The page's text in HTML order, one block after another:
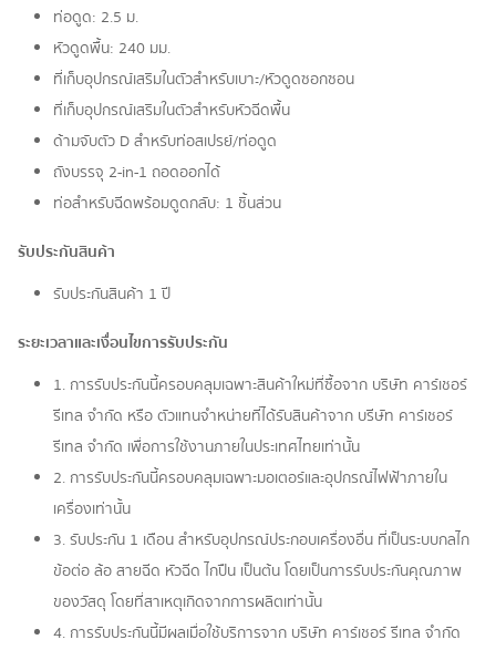
ท่อดูด: 2.5 ม.
หัวดูดพื้น: 240 มม.
ที่เก็บอุปกรณ์เสริมในตัวสำหรับเบาะ/หัวดูดซอกซอน
ที่เก็บอุปกรณ์เสริมในตัวสำหรับหัวฉีดพื้น
ด้ามจับตัว D สำหรับท่อสเปรย์/ท่อดูด
ถังบรรจุ 2-in-1 ถอดออกได้
ท่อสำหรับฉีดพร้อมดูดกลับ: 1 ชิ้นส่วน
รับประกันสินค้า
รับประกันสินค้า 1 ปี
ระยะเวลาและเงื่อนไขการรับประกัน
1. การรับประกันนี้ครอบคลุมเฉพาะสินค้าใหม่ที่ซื้อจาก บริษัท คาร์เชอร์
รีเทล จำกัด หรือ ตัวแทนจำหน่ายที่ได้รับสินค้าจาก บรีษัท คาร์เชอร์
รีเทล จำกัด เพื่อการใช้งานภายในประเทศไทยเท่านั้น
2. การรับประกันนี้ครอบคลุมเฉพาะมอเตอร์และอุปกรณ์ไฟฟ้าภายใน
เครื่องเท่านั้น
3. รับประกัน 1 เดือน สำหรับอุปกรณ์ประกอบเครื่องอื่น ที่เป็นระบบกลไก
ข้อต่อ ล้อ สายฉีด หัวฉีด ไกปืน เป็นต้น โดยเป็นการรับประกันคุณภาพ
ของวัสดุ โดยที่สาเหตุเกิดจากการผลิตเท่านั้น
4. การรับประกันนี้มีผลเมื่อใช้บริการจาก บริษัท คาร์เชอร์ รีเทล จำกัด